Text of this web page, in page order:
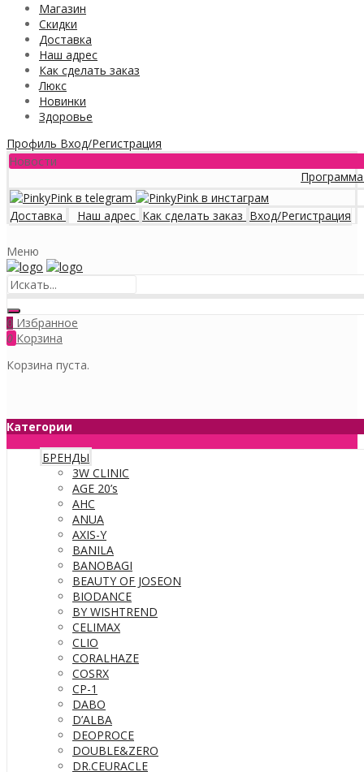
Магазин
Скидки
Доставка
Наш адрес
Как сделать заказ
Люкс
Новинки
Здоровье
Профиль Вход/Регистрация
Новости
Программа
Доставка Наш адрес Как сделать заказ Вход/Регистрация
Меню
0 Избранное
0 Корзина
Корзина пуста.
Категории
БРЕНДЫ
3W CLINIC
AGE 20’s
AHC
ANUA
AXIS-Y
BANILA
BANOBAGI
BEAUTY OF JOSEON
BIODANCE
BY WISHTREND
CELIMAX
CLIO
CORALHAZE
COSRX
CP-1
DABO
D’ALBA
DEOPROCE
DOUBLE&ZERO
DR.CEURACLE